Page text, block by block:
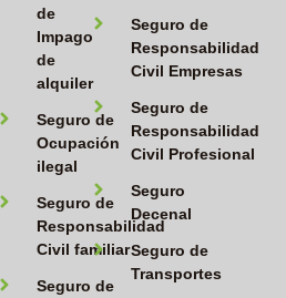
de
Impago
de
alquiler
Seguro de
Ocupación
ilegal
Seguro de
Responsabilidad
Civil familiar
Seguro de
Seguro de
Responsabilidad
Civil Empresas
Seguro de
Responsabilidad
Civil Profesional
Seguro
Decenal
Seguro de
Transportes